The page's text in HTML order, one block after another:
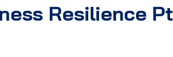
Resilience Pt